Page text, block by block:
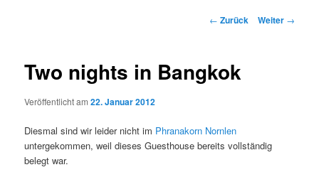
Beitrags-
← Zurück Weiter →
Two nights in Bangkok
Veröffentlicht am22. Januar 2012
Diesmal sind wir leider nicht im Phranakorn Nornlen
untergekommen, weil dieses Guesthouse bereits vollständig
belegt war.